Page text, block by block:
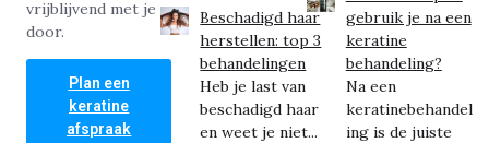
vrijblijvend met je
door.
Plan een
keratine
afspraak
Beschadigd haar
herstellen: top 3
behandelingen
Heb je last van
beschadigd haar
en weet je niet...
gebruik je na een
keratine
behandeling?
Na een
keratinebehandel
ing is de juiste